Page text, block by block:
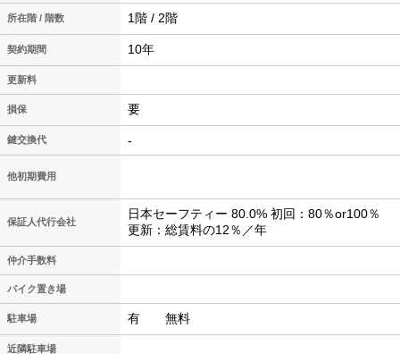
所在階 / 階数 1階 / 2階
契約期間 10年
更新料
損保 要
鍵交換代 -
他初期費用
保証人代行会社
日本セーフティー 80.0% 初回：80％or100％
更新：総賃料の12％／年
仲介手数料
バイク置き場
駐車場 有 無料
近隣駐車場